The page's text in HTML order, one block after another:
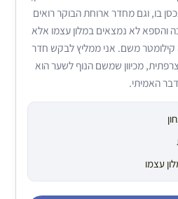
עצמו
בו, וגם מחדר ארוחת הבוקר רואים
והספא לא נמצאים במלון עצמו אלא
קילומטר משם. אני ממליץ לבקש חדר
מכיוון שמשם הנוף לשער הוא
האמיתי.